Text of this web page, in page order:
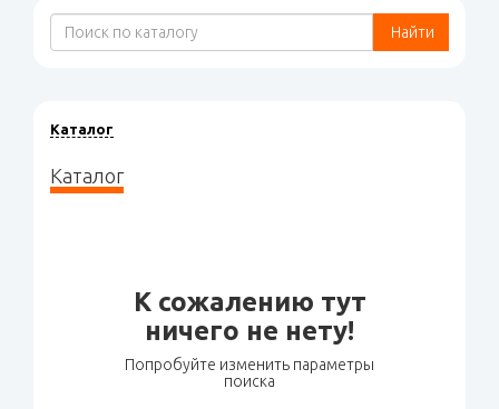
Найти
Каталог
Каталог
К сожалению тут
ничего не нету!
Попробуйте изменить параметры
поиска